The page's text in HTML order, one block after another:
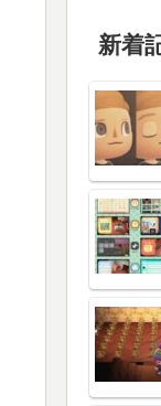
新着